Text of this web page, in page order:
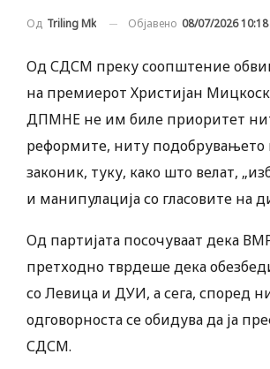
Од Triling Mk Објавено 08/07/2026 10:18
Од СДСМ преку соопштение
на премиерот Христијан
ДПМНЕ не им биле приоритет
реформите, ниту подобрувањето
законик, туку, како што велат,
и манипулација со гласовите на
Од партијата посочуваат дека
претходно тврдеше дека
со Левица и ДУИ, а сега, според
одговорноста се обидува да ја
СДСМ.